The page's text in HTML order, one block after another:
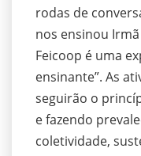
rodas de
nos ensinou
Feicoop é uma
ensinante”. As
seguirão o
e fazendo
coletividade,